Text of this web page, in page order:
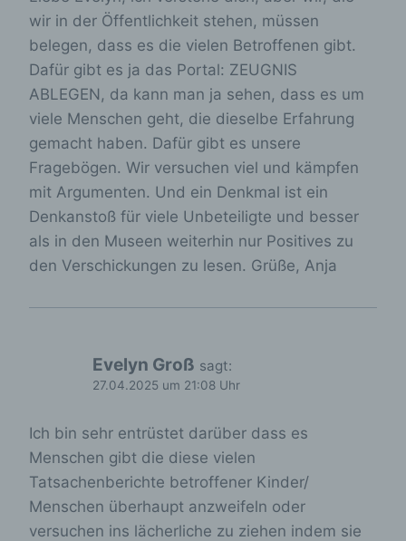
wir in der Öffentlichkeit stehen, müssen
belegen, dass es die vielen Betroffenen gibt.
Dafür gibt es ja das Portal: ZEUGNIS
ABLEGEN, da kann man ja sehen, dass es um
viele Menschen geht, die dieselbe Erfahrung
gemacht haben. Dafür gibt es unsere
Fragebögen. Wir versuchen viel und kämpfen
mit Argumenten. Und ein Denkmal ist ein
Denkanstoß für viele Unbeteiligte und besser
als in den Museen weiterhin nur Positives zu
den Verschickungen zu lesen. Grüße, Anja
Evelyn Groß sagt:
27.04.2025 um 21:08 Uhr
Ich bin sehr entrüstet darüber dass es
Menschen gibt die diese vielen
Tatsachenberichte betroffener Kinder/
Menschen überhaupt anzweifeln oder
versuchen ins lächerliche zu ziehen indem sie
auf einem Computersystem abgelegt und
gespeichert werden. Sie können die
Verwendung von Cookies, LocalStorage und
SessionStorage durch entsprechende
Einstellung in Ihrem Browser verhindern.
Zahlreiche Internetseiten und Server verwenden
Cookies. Viele Cookies enthalten eine sogenannte
Cookie-ID. Eine Cookie-ID ist eine eindeutige
Kennung des Cookies. Sie besteht aus einer
Zeichenfolge, durch welche Internetseiten und
Server dem konkreten Internetbrowser zugeordnet
werden können, in dem das Cookie gespeichert
wurde. Dies ermöglicht es den besuchten
Internetseiten und Servern, den individuellen
Internetbrowsern, die andere Cookies enthalten,
und identifiziert werden.
Durch den Einsatz von Cookies kann den Nutzern
bereitstellen, die ohne die Cookie-Setzung nicht
Mittels eines Cookies können die Informationen
des Benutzers optimiert werden. Cookies
ermöglichen uns, wie bereits erwähnt, die